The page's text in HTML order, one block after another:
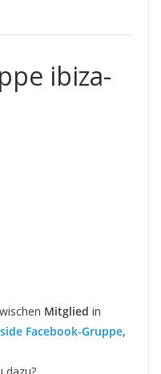
ibiza-
Mitglied in
Facebook-Gruppe,